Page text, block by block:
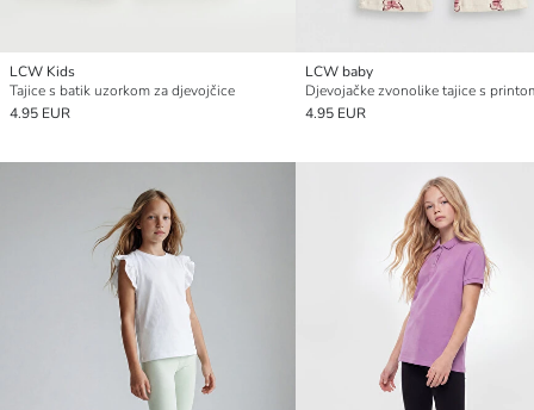
LCW Kids
Tajice s batik uzorkom za djevojčice
4.95 EUR
LCW baby
4.95 EUR